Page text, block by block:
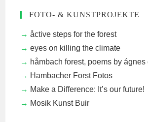
FOTO- & KUNSTPROJEKTE
åctive steps for the forest
eyes on killing the climate
håmbach forest, poems by ágnes
Hambacher Forst Fotos
Make a Difference: It’s our future!
Mosik Kunst Buir